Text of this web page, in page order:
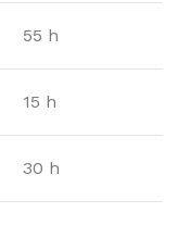
55 h
15 h
30 h